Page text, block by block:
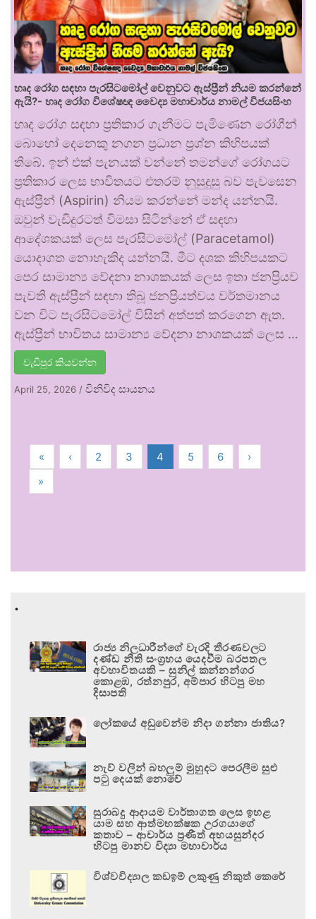
හෘද රෝග සඳහා පැරසිටමෝල් වෙනුවට ඇස්ප්‍රීන් නියම කරන්නේ
ඇයි?- හෘද රෝග විශේෂඥ වෛද්‍ය මහාචාර්ය නාමල් විජයසිංහ
හෘද රෝග සඳහා ප්‍රතිකාර ගැනීමට පැමිණෙන රෝගීන්
බොහෝ දෙනෙකු නගන ප්‍රධාන ප්‍රශ්න කිහිපයක්
තිබේ. ඉන් එක් පැනයක් වන්නේ තමන්ගේ රෝගයට
ප්‍රතිකාර ලෙස භාවිතයට එතරම් නුසුදුසු බව පැවසෙන
ඇස්ප්‍රීන් (Aspirin) නියම කරන්නේ මන්ද යන්නයි.
ඔවුන් වැඩිදුරටත් විමසා සිටින්නේ ඒ සඳහා
ආදේශකයක් ලෙස පැරසිටමෝල් (Paracetamol)
යොදාගත නොහැකිද යන්නයි. මීට දශක කිහිපයකට
පෙර සාමාන්‍ය වේදනා නාශකයක් ලෙස ඉතා ජනප්‍රියව
පැවති ඇස්ප්‍රීන් සඳහා තිබූ ජනප්‍රියත්වය වර්තමානය
වන විට පැරසිටමෝල් විසින් අත්පත් කරගෙන ඇත.
ඇස්ප්‍රීන් භාවිතය සාමාන්‍ය වේදනා නාශකයක් ලෙස …
වැඩිපුර කියවන්න
April 25, 2026 / විනිවිද සායනය
« ‹ 2 3 4 5 6
›
»
.
රාජ්‍ය නිලධාරීන්ගේ වැරදි තීරණවලට
දණ්ඩ නීති සංග්‍රහය යෙදවීම බරපතල
අවභාවිතයකි – සුනිල් කන්නන්ගර
කොළඹ, රත්නපුර, අම්පාර හිටපු මහ
දිසාපති
ලෝකයේ අඩුවෙන්ම නිදා ගන්නා ජාතිය?
නැව් වලින් බහලුම් මුහුදට පෙරලීම සුළු
පටු දෙයක් නොවේ
සුරාබදු ආදායම වාර්තාගත ලෙස ඉහළ
යාම සහ ආත්මභක්ෂක උරගයාගේ
කතාව – ආචාර්ය ප්‍රණීත් අභයසුන්දර
හිටපු මානව විද්‍යා මහාචාර්ය
විශ්වවිද්‍යාල කඩඉම් ලකුණු නිකුත් කෙරේ